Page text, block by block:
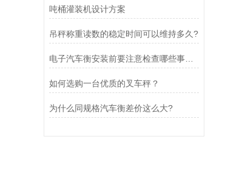
吨桶灌装机设计方案
吊秤称重读数的稳定时间可以维持多久?
电子汽车衡安装前要注意检查哪些事项？
如何选购一台优质的叉车秤？
为什么同规格汽车衡差价这么大?